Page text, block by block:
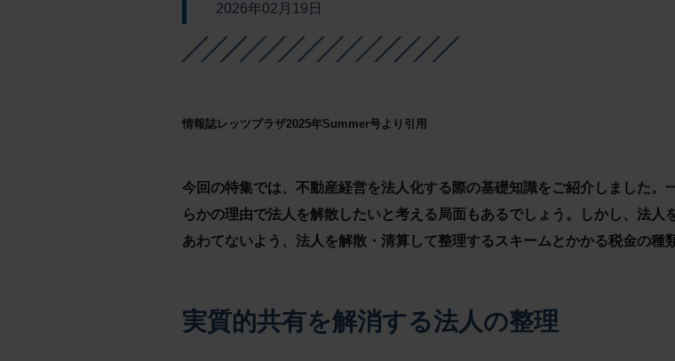
2026年02月19日
情報誌レッツプラザ2025年Summer号より引用
今回の特集では、不動産経営を法人化する際の基礎知識をご紹介しました
らかの理由で法人を解散したいと考える局面もあるでしょう。しかし、法
あわてないよう、法人を解散・清算して整理するスキームとかかる税金の種
実質的共有を解消する法人の整理